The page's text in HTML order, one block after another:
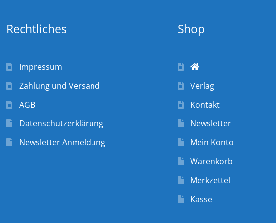
Rechtliches
Impressum
Zahlung und Versand
AGB
Datenschutzerklärung
Newsletter Anmeldung
Shop
Verlag
Kontakt
Newsletter
Mein Konto
Warenkorb
Merkzettel
Kasse